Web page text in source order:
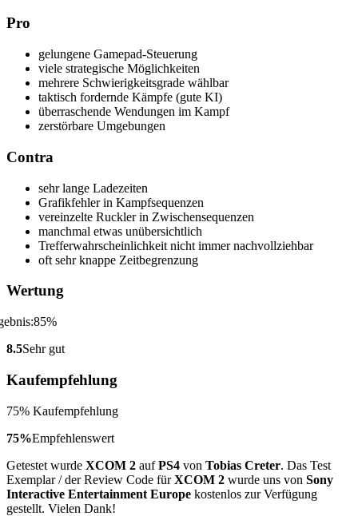
Pro
gelungene Gamepad-Steuerung
viele strategische Möglichkeiten
mehrere Schwierigkeitsgrade wählbar
taktisch fordernde Kämpfe (gute KI)
überraschende Wendungen im Kampf
zerstörbare Umgebungen
Contra
sehr lange Ladezeiten
Grafikfehler in Kampfsequenzen
vereinzelte Ruckler in Zwischensequenzen
manchmal etwas unübersichtlich
Trefferwahrscheinlichkeit nicht immer nachvollziehbar
oft sehr knappe Zeitbegrenzung
Wertung
8.5Sehr gut
Kaufempfehlung
75% Kaufempfehlung
75%Empfehlenswert
Getestet wurde XCOM 2 aufPS4 von Tobias Creter. Das Test
Exemplar / der Review Code fürXCOM 2 wurde uns von Sony
Interactive Entertainment Europe kostenlos zur Verfügung
gestellt. Vielen Dank!